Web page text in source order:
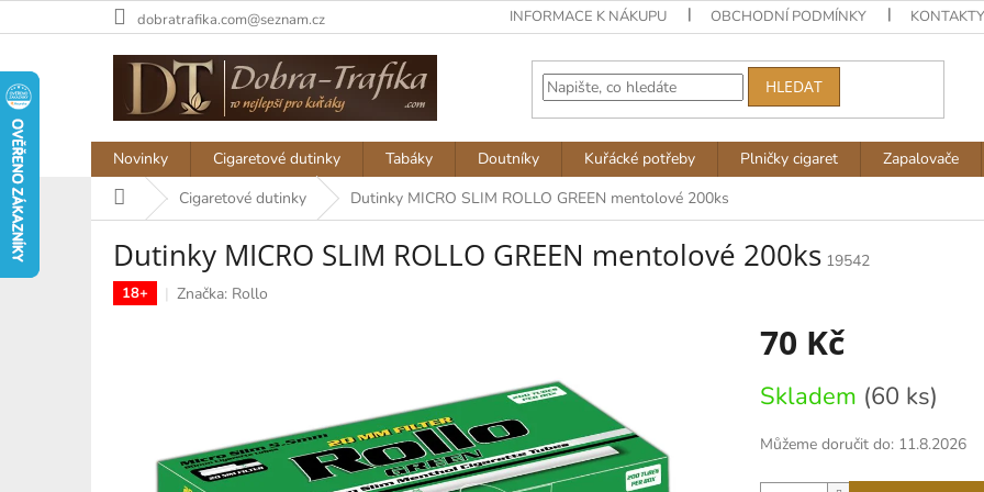
na
dobratrafika.com@seznam.cz INFORMACE K NÁKUPU OBCHODNÍ PODMÍNKY KONTAKTY
HLEDAT
Novinky Cigaretové dutinky Tabáky Doutníky Kuřácké potřeby Plničky cigaret Zapalovače
Domů Cigaretové dutinky Dutinky MICRO SLIM ROLLO GREEN mentolové 200ks
Dutinky MICRO SLIM ROLLO GREEN mentolové 200ks 19542
18+ Značka: Rollo
70 Kč
cena:
Skladem (60 ks)
Můžeme doručit do: 11.8.2026